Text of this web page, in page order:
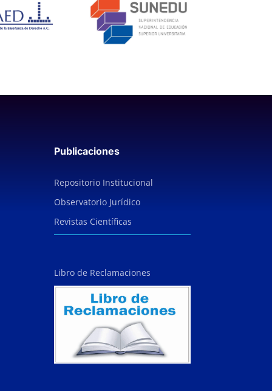
Publicaciones
Repositorio Institucional
Observatorio Jurídico
Revistas Científicas
Libro de Reclamaciones